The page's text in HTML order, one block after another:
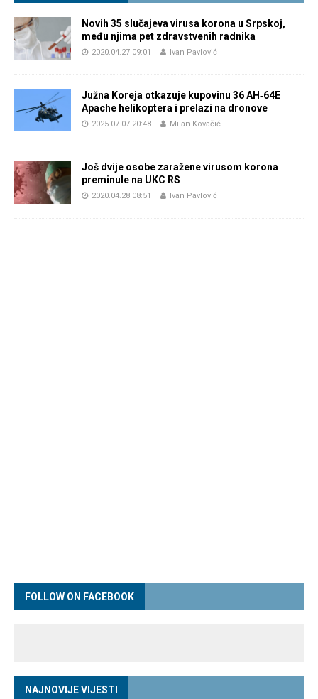
Novih 35 slučajeva virusa korona u Srpskoj,
među njima pet zdravstvenih radnika
2020.04.27 09:01 Ivan Pavlović
Južna Koreja otkazuje kupovinu 36 AH‑64E
Apache helikoptera i prelazi na dronove
2025.07.07 20:48 Milan Kovačić
Još dvije osobe zaražene virusom korona
preminule na UKC RS
2020.04.28 08:51 Ivan Pavlović
FOLLOW ON FACEBOOK
NAJNOVIJE VIJESTI